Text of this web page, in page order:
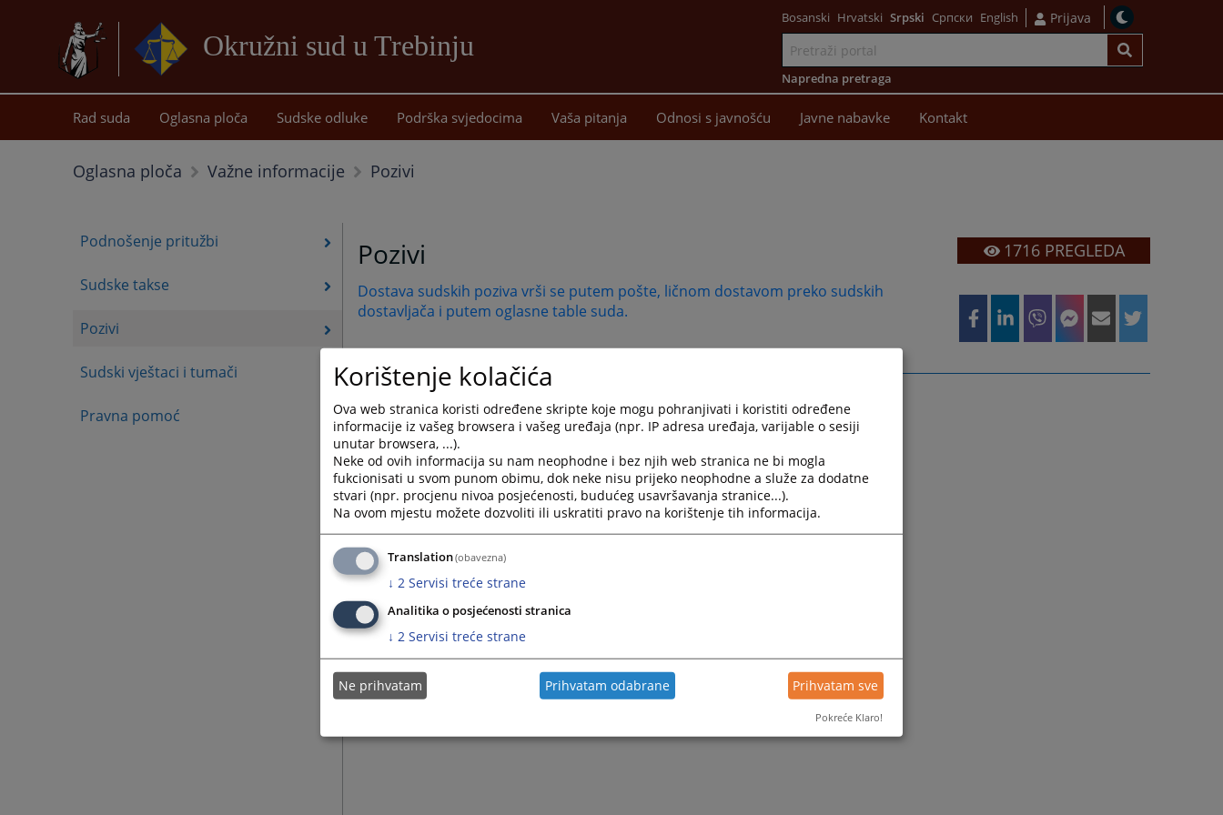
Okružni sud u Trebinju
sadržaj
Bosanski Hrvatski Srpski Српски English Prijava
Napredna pretraga
Rad suda Oglasna ploča Sudske odluke Podrška svjedocima Vaša pitanja Odnosi s javnošću Javne nabavke Kontakt
Oglasna ploča Važne informacije Pozivi
Podnošenje pritužbi
Sudske takse
Pozivi
Sudski vještaci i tumači
Pravna pomoć
Pozivi
Dostava sudskih poziva vrši se putem pošte, ličnom dostavom preko sudskih
dostavljača i putem oglasne table suda.
1716PREGLEDA
Korištenje kolačića
Ova web stranica koristi određene skripte koje mogu pohranjivati i koristiti određene
informacije iz vašeg browsera i vašeg uređaja (npr. IP adresa uređaja, varijable o sesiji
unutar browsera, ...).
Neke od ovih informacija su nam neophodne i bez njih web stranica ne bi mogla
fukcionisati u svom punom obimu, dok neke nisu prijeko neophodne a služe za dodatne
stvari (npr. procjenu nivoa posjećenosti, budućeg usavršavanja stranice...).
Na ovom mjestu možete dozvoliti ili uskratiti pravo na korištenje tih informacija.
Translation(obavezna)
↓ 2 Servisi treće strane
Analitika o posjećenosti stranica
↓ 2 Servisi treće strane
Ne prihvatam Prihvatam odabrane Prihvatam sve
Pokreće Klaro!